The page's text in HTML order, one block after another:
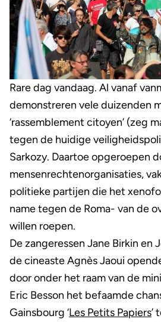
Rare dag vandaag. Al vanaf
demonstreren vele duizenden
‘rassemblement citoyen’ (zeg
tegen de huidige
Sarkozy. Daartoe opgeroepen
mensenrechtenorganisaties,
politieke partijen die het
name tegen de Roma- van de
willen roepen.
De zangeressen Jane Birkin en
de cineaste Agnès Jaoui
door onder het raam van de
Eric Besson het befaamde
Gainsbourg ‘Les Petits Papiers’